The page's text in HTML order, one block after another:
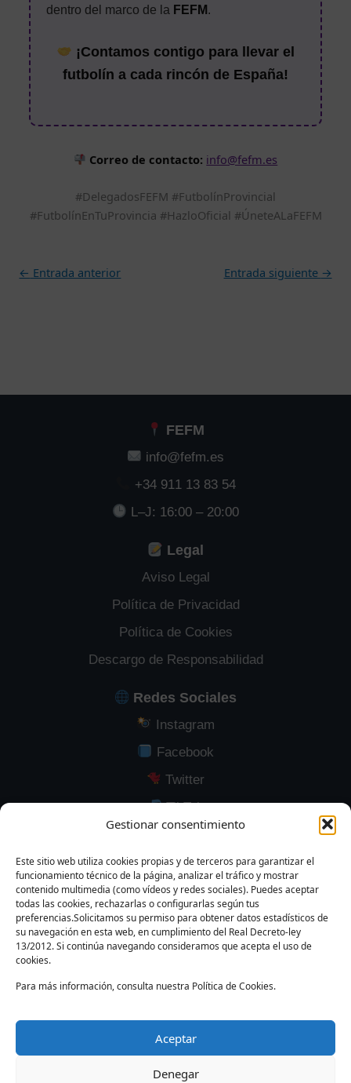
Gestionar consentimiento
Este sitio web utiliza cookies propias y de terceros para garantizar el
funcionamiento técnico de la página, analizar el tráfico y mostrar
contenido multimedia (como vídeos y redes sociales). Puedes aceptar
todas las cookies, rechazarlas o configurarlas según tus
preferencias.Solicitamos su permiso para obtener datos estadísticos de
su navegación en esta web, en cumplimiento del Real Decreto-ley
13/2012. Si continúa navegando consideramos que acepta el uso de
cookies.
Para más información, consulta nuestra Política de Cookies.
Aceptar
Denegar
dentro del marco de la FEFM .
¡Contamos contigo para llevar el
futbolín a cada rincón de España!
Correo de contacto: info@fefm.es
#DelegadosFEFM #FutbolínProvincial
#FutbolínEnTuProvincia #HazloOficial #ÚneteALaFEFM
← Entrada anterior Entrada siguiente →
FEFM
info@fefm.es
+34 911 13 83 54
L–J: 16:00 – 20:00
Legal
Aviso Legal
Política de Privacidad
Política de Cookies
Descargo de Responsabilidad
Redes Sociales
Instagram
Facebook
Twitter
TikTok
YouTube
LinkedIn
Modalidad F5 F4 Parado F4 Movimiento
Modalidad 1P